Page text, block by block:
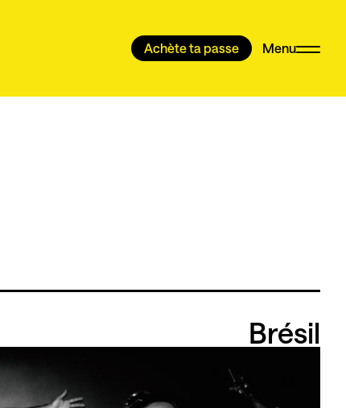
Menu
Achète ta passe
Brésil